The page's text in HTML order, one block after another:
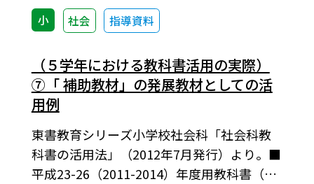
小 社会 指導資料
（５学年における教科書活用の実際）
⑦「 補助教材」の発展教材としての活
用例
東書教育シリーズ小学校社会科「社会科教
科書の活用法」（2012年7月発行）より。■
平成23-26（2011-2014）年度用教科書（5